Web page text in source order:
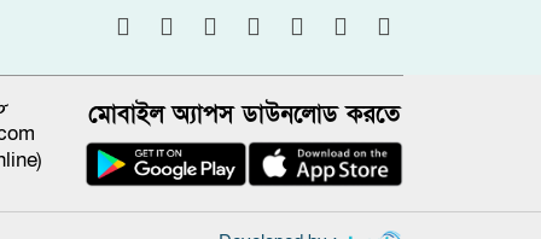
মোবাইল অ্যাপস ডাউনলোড করতে